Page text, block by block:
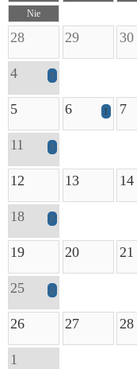
Nie
28 29 30
4 3
5 6 1 7
11 3
12 13 14
18 2
19 20 21
25 2
26 27 28
1